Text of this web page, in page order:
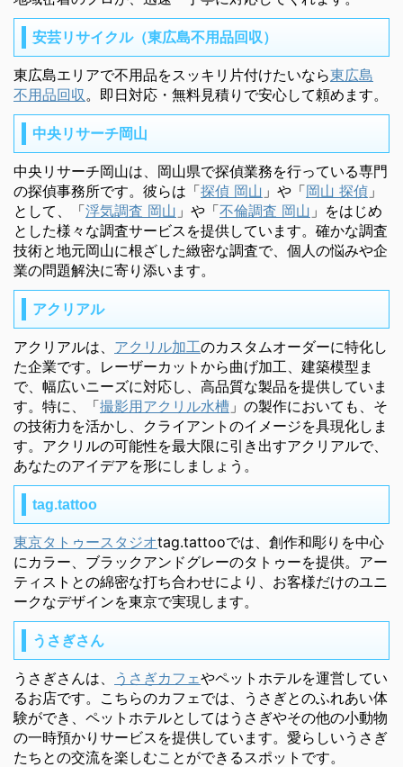
安芸リサイクル（東広島不用品回収）
東広島エリアで不用品をスッキリ片付けたいなら東広島
不用品回収 。即日対応・無料見積りで安心して頼めます。
中央リサーチ岡山
中央リサーチ岡山は、岡山県で探偵業務を行っている専門
の探偵事務所です。彼らは「探偵 岡山 」や「岡山 探偵 」
として、「浮気調査 岡山 」や「不倫調査 岡山 」をはじめ
とした様々な調査サービスを提供しています。確かな調査
技術と地元岡山に根ざした緻密な調査で、個人の悩みや企
業の問題解決に寄り添います。
アクリアル
アクリアルは、 アクリル加工のカスタムオーダーに特化し
た企業です。レーザーカットから曲げ加工、建築模型ま
で、幅広いニーズに対応し、高品質な製品を提供していま
す。特に、「撮影用アクリル水槽 」の製作においても、そ
の技術力を活かし、クライアントのイメージを具現化しま
す。アクリルの可能性を最大限に引き出すアクリアルで、
あなたのアイデアを形にしましょう。
tag.tattoo
東京タトゥースタジオtag.tattooでは、創作和彫りを中心
にカラー、ブラックアンドグレーのタトゥーを提供。アー
ティストとの綿密な打ち合わせにより、お客様だけのユニ
ークなデザインを東京で実現します。
うさぎさん
うさぎさんは、 うさぎカフェやペットホテルを運営してい
るお店です。こちらのカフェでは、うさぎとのふれあい体
験ができ、ペットホテルとしてはうさぎやその他の小動物
の一時預かりサービスを提供しています。愛らしいうさぎ
たちとの交流を楽しむことができるスポットです。